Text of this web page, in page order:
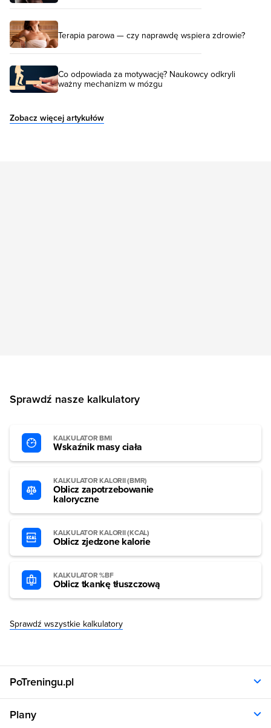
Terapia parowa — czy naprawdę wspiera zdrowie?
Co odpowiada za motywację? Naukowcy odkryli
ważny mechanizm w mózgu
Zobacz więcej artykułów
Sprawdź nasze kalkulatory
KALKULATOR BMI
Wskaźnik masy ciała
KALKULATOR KALORII (BMR)
Oblicz zapotrzebowanie
kaloryczne
KALKULATOR KALORII (KCAL)
Oblicz zjedzone kalorie
KALKULATOR %BF
Oblicz tkankę tłuszczową
Sprawdź wszystkie kalkulatory
PoTreningu.pl
Polityka prywatności
Plany